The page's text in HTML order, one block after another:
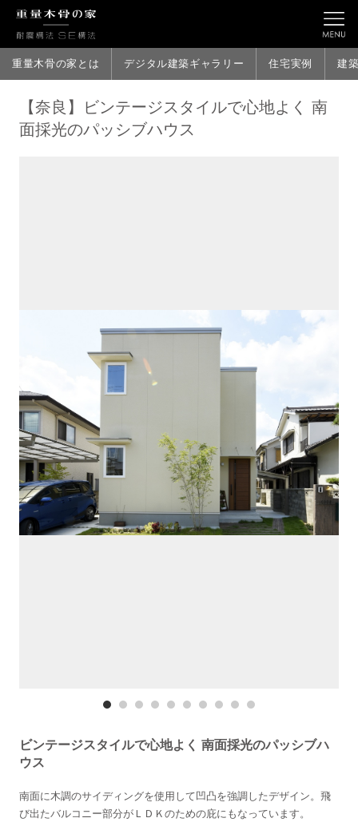
重量木骨の家とは デジタル建築ギャラリー 住宅実例 建
【奈良】ビンテージスタイルで心地よく 南
面採光のパッシブハウス
ビンテージスタイルで心地よく 南面採光のパッシブハ
ウス
南面に木調のサイディングを使用して凹凸を強調したデザイン。飛
び出たバルコニー部分がＬＤＫのための庇にもなっています。